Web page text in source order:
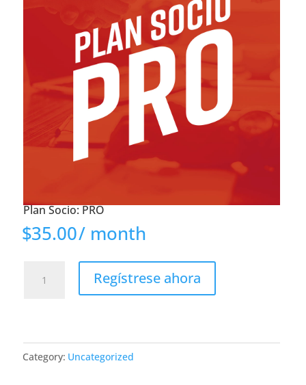
Plan Socio: PRO
$35.00/ month
Socio:
Regístrese ahora
Category: Uncategorized